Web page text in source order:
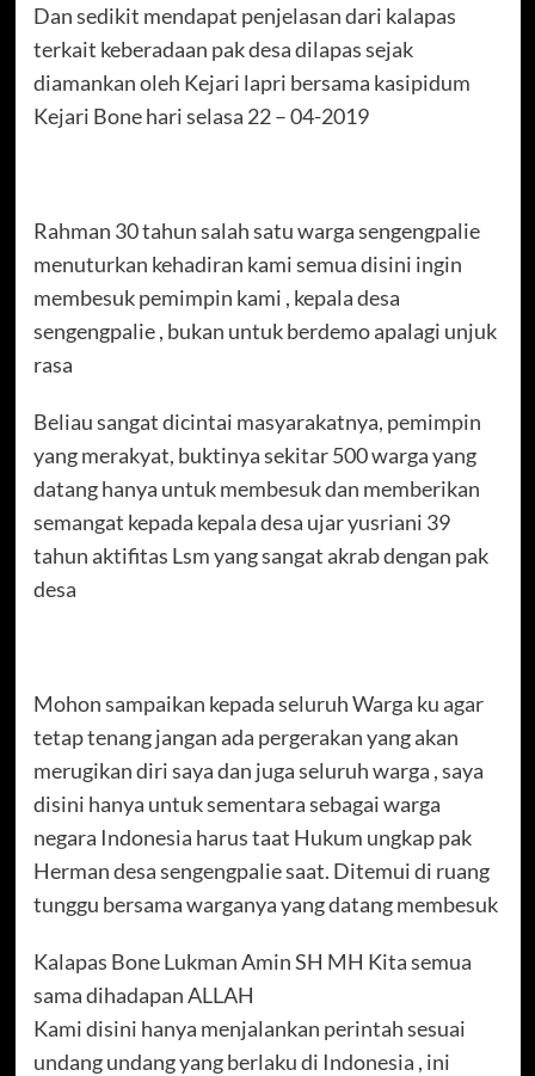
Dan sedikit mendapat penjelasan dari kalapas
terkait keberadaan pak desa dilapas sejak
diamankan oleh Kejari lapri bersama kasipidum
Kejari Bone hari selasa 22 – 04-2019
Rahman 30 tahun salah satu warga sengengpalie
menuturkan kehadiran kami semua disini ingin
membesuk pemimpin kami , kepala desa
sengengpalie , bukan untuk berdemo apalagi unjuk
rasa
Beliau sangat dicintai masyarakatnya, pemimpin
yang merakyat, buktinya sekitar 500 warga yang
datang hanya untuk membesuk dan memberikan
semangat kepada kepala desa ujar yusriani 39
tahun aktifitas Lsm yang sangat akrab dengan pak
desa
Mohon sampaikan kepada seluruh Warga ku agar
tetap tenang jangan ada pergerakan yang akan
merugikan diri saya dan juga seluruh warga , saya
disini hanya untuk sementara sebagai warga
negara Indonesia harus taat Hukum ungkap pak
Herman desa sengengpalie saat. Ditemui di ruang
tunggu bersama warganya yang datang membesuk
Kalapas Bone Lukman Amin SH MH Kita semua
sama dihadapan ALLAH
Kami disini hanya menjalankan perintah sesuai
undang undang yang berlaku di Indonesia , ini